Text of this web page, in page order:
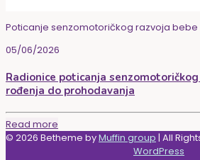
Poticanje senzomotoričkog razvoja bebe
05/06/2026
Radionice poticanja
rođenja do prohodavanja
Read more
© 2026 Betheme byMuffin group | All
WordPress